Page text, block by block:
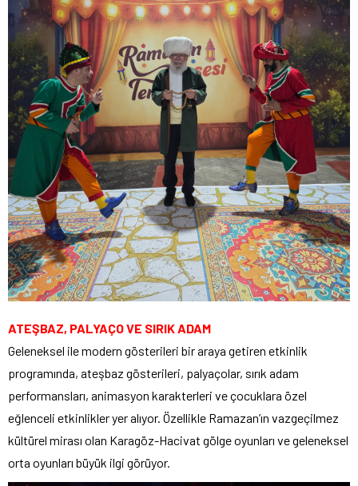
ATEŞBAZ, PALYAÇO VE SIRIK ADAM
Geleneksel ile modern gösterileri bir araya getiren etkinlik
programında, ateşbaz gösterileri, palyaçolar, sırık adam
performansları, animasyon karakterleri ve çocuklara özel
eğlenceli etkinlikler yer alıyor. Özellikle Ramazan’ın vazgeçilmez
kültürel mirası olan Karagöz-Hacivat gölge oyunları ve geleneksel
orta oyunları büyük ilgi görüyor.